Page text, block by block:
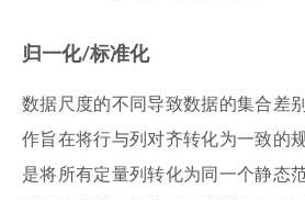
归一化/标准化
数据尺度的不同导致数据的集合差
作旨在将行与列对齐转化为一致的
是将所有定量列转化为同一个静态